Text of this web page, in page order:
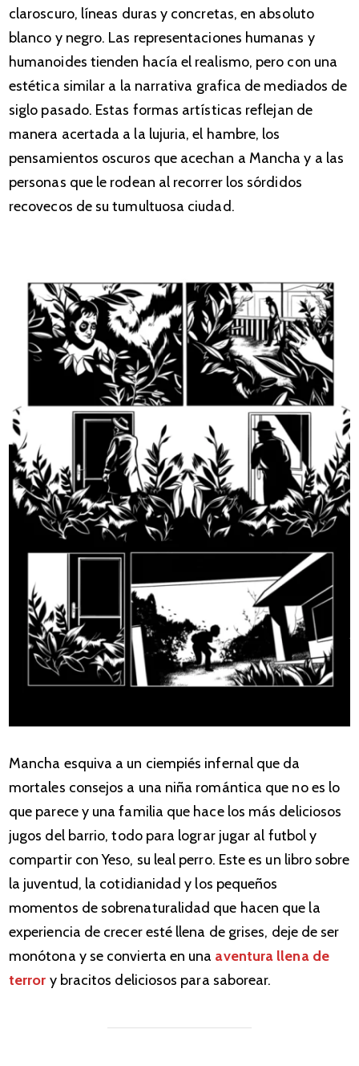
claroscuro, líneas duras y concretas, en absoluto
blanco y negro. Las representaciones humanas y
humanoides tienden hacía el realismo, pero con una
estética similar a la narrativa grafica de mediados de
siglo pasado. Estas formas artísticas reflejan de
manera acertada a la lujuria, el hambre, los
pensamientos oscuros que acechan a Mancha y a las
personas que le rodean al recorrer los sórdidos
recovecos de su tumultuosa ciudad.
Mancha esquiva a un ciempiés infernal que da
mortales consejos a una niña romántica que no es lo
que parece y una familia que hace los más deliciosos
jugos del barrio, todo para lograr jugar al futbol y
compartir con Yeso, su leal perro. Este es un libro sobre
la juventud, la cotidianidad y los pequeños
momentos de sobrenaturalidad que hacen que la
experiencia de crecer esté llena de grises, deje de ser
monótona y se convierta en una aventura llena de
terror y bracitos deliciosos para saborear.